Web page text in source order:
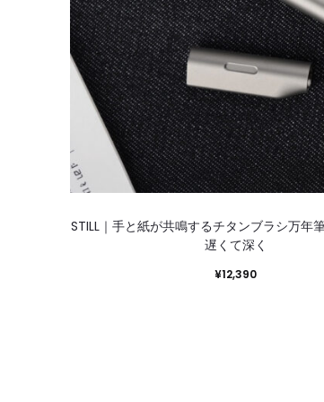
STILL｜手と紙が共鳴するチタンブラシ万年
遅くて深く
¥12,390